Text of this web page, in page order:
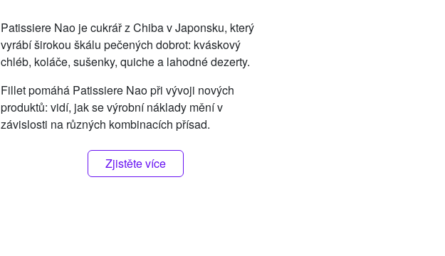
Patissiere Nao je cukrář z Chiba v Japonsku, který
vyrábí širokou škálu pečených dobrot: kváskový
chléb, koláče, sušenky, quiche a lahodné dezerty.
Fillet pomáhá Patissiere Nao při vývoji nových
produktů: vidí, jak se výrobní náklady mění v
závislosti na různých kombinacích přísad.
Zjistěte více